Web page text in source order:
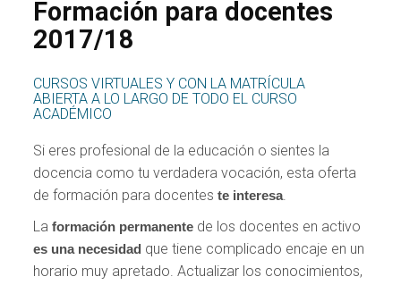
Formación para docentes
2017/18
CURSOS VIRTUALES Y CON LA MATRÍCULA
ABIERTA A LO LARGO DE TODO EL CURSO
ACADÉMICO
Si eres profesional de la educación o sientes la
docencia como tu verdadera vocación, esta oferta
de formación para docentes te interesa.
Laformación permanente de los docentes en activo
es una necesidad que tiene complicado encaje en un
horario muy apretado. Actualizar los conocimientos,